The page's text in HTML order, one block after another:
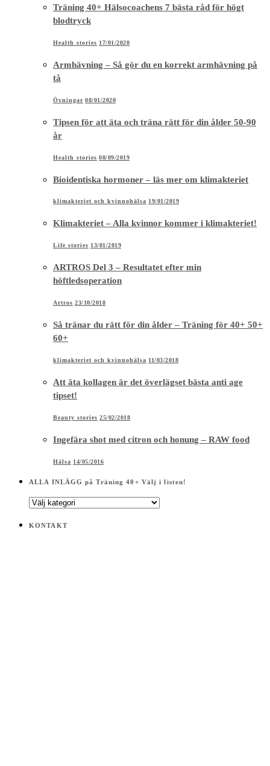
Träning 40+ Hälsocoachens 7 bästa råd för högt
blodtryck
Health stories 17/01/2020
Armhävning – Så gör du en korrekt armhävning på
tå
Övningar 08/01/2020
Tipsen för att äta och träna rätt för din ålder 50-90
år
Health stories 08/09/2019
Bioidentiska hormoner – läs mer om klimakteriet
klimakteriet och kvinnohälsa 19/01/2019
Klimakteriet – Alla kvinnor kommer i klimakteriet!
Life stories 13/01/2019
ARTROS Del 3 – Resultatet efter min
höftledsoperation
Artros 23/10/2018
Så tränar du rätt för din ålder – Träning för 40+ 50+
60+
klimakteriet och kvinnohälsa 11/03/2018
Att äta kollagen är det överlägset bästa anti age
tipset!
Beauty stories 25/02/2018
Ingefära shot med citron och honung – RAW food
Hälsa 14/05/2016
ALLA INLÄGG på Träning 40+ Välj i listen!
ALLA
på
KONTAKT